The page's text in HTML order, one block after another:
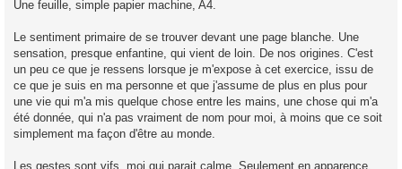
Une feuille, simple papier machine, A4.
Le sentiment primaire de se trouver devant une page blanche. Une
sensation, presque enfantine, qui vient de loin. De nos origines. C'est
un peu ce que je ressens lorsque je m'expose à cet exercice, issu de
ce que je suis en ma personne et que j'assume de plus en plus pour
une vie qui m'a mis quelque chose entre les mains, une chose qui m'a
été donnée, qui n'a pas vraiment de nom pour moi, à moins que ce soit
simplement ma façon d'être au monde.
Les gestes sont vifs, moi qui parait calme. Seulement en apparence.